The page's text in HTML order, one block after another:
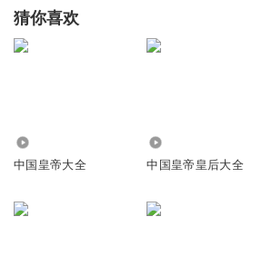
猜你喜欢
中国皇帝大全 中国皇帝皇后大全